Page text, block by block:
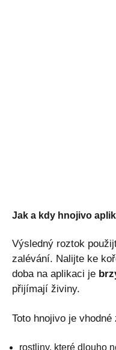
Jak a kdy hnojivo
Výsledný roztok
zalévání. Nalijte ke
doba na aplikaci je
přijímají živiny.
Toto hnojivo je vhodné
rostliny, které dlouho